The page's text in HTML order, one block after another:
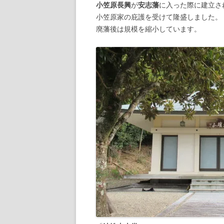
小笠原長興が安志藩に入った際に建立さ
小笠原家の庇護を受けて隆盛しました。
廃藩後は規模を縮小しています。